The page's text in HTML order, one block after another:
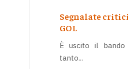
Segnalate
GOL
È uscito il bando
tanto...